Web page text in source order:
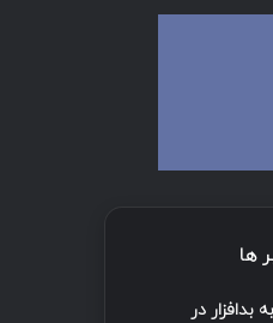
ها
بدافزار در